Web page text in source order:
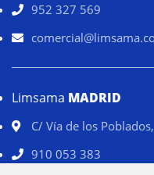
952 327 569
Limsama MADRID
C/ Vía de los
910 053 383